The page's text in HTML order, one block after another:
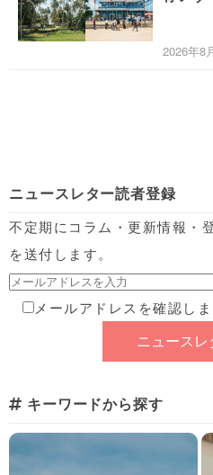
2026年8
ニュースレター読者登録
不定期にコラム・更新情報・
を送付します。
メールアドレスを確認し
キーワードから探す